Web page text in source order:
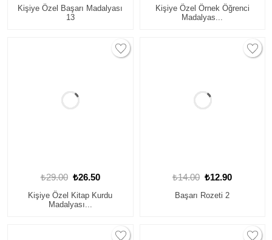
Kişiye Özel Başarı Madalyası
13
Kişiye Özel Örnek Öğrenci
Madalyas...
₺29.00 ₺26.50
Kişiye Özel Kitap Kurdu
Madalyası...
₺14.00 ₺12.90
Başarı Rozeti 2